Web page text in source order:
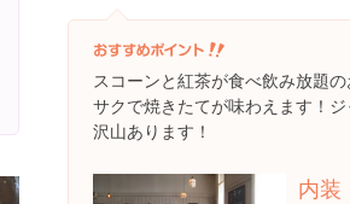
スコーンと紅茶が食べ飲み放題
サクで焼きたてが味わえます！
沢山あります！
内装